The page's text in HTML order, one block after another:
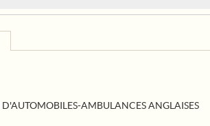
AMBULANCES ANGLAISES